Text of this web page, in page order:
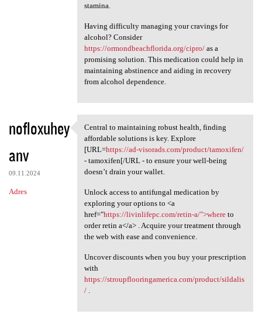
stamina.
Having difficulty managing your cravings for
alcohol? Consider
https://ormondbeachflorida.org/cipro/as a
promising solution. This medication could help in
maintaining abstinence and aiding in recovery
from alcohol dependence.
nofloxuhey
anv
09.11.2024
Adres
Central to maintaining robust
Central to maintaining robust health, finding
affordable solutions is key. Explore
[URL=https://ad-visorads.com/product/tamoxifen/
- tamoxifen[/URL - to ensure your well-being
doesn’t drain your wallet.
Unlock access to antifungal medication by
exploring your options to <a
href="https://livinlifepc.com/retin-a/">whereto
order retin a</a> . Acquire your treatment through
the web with ease and convenience.
Uncover discounts when you buy your prescription
with
https://stroupflooringamerica.com/product/sildalis
/.